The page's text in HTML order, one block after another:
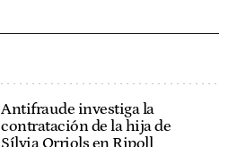
Antifraude investiga la
contratación de la hija de
Sílvia Orriols en Ripoll